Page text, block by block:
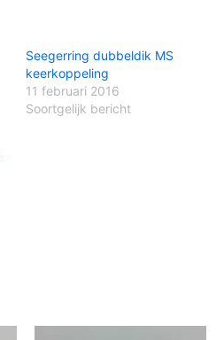
Seegerring dubbeldik MS
keerkoppeling
11 februari 2016
Soortgelijk bericht